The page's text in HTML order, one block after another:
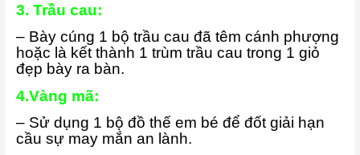
3. Trầu cau:
– Bày cúng 1 bộ trầu cau đã têm cánh phượng
hoặc là kết thành 1 trùm trầu cau trong 1 giỏ
đẹp bày ra bàn.
4.Vàng mã:
– Sử dụng 1 bộ đồ thế em bé để đốt giải hạn
cầu sự may mắn an lành.